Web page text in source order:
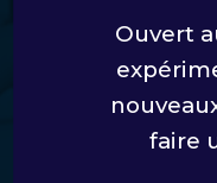
Nous
soins pour
Découvrez
Ouvert
faire